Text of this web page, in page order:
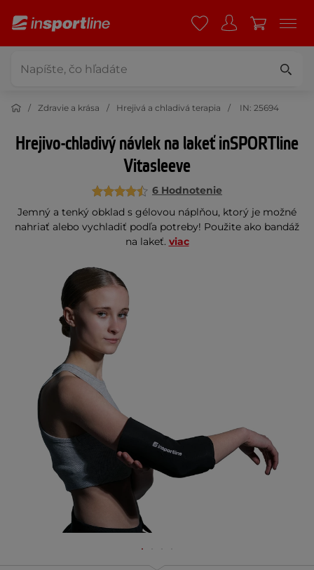
Zdravie a krása Hrejivá a chladivá terapia IN: 25694
Hrejivo-chladivý návlek na lakeť inSPORTline
Vitasleeve
6 Hodnotenie
Jemný a tenký obklad s gélovou náplňou, ktorý je možné
nahriať alebo vychladiť podľa potreby! Použite ako bandáž
na lakeť. viac